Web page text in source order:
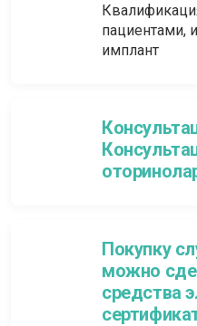
имплант
Покупку
можно
средства